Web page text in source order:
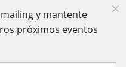
y mantente
próximos eventos